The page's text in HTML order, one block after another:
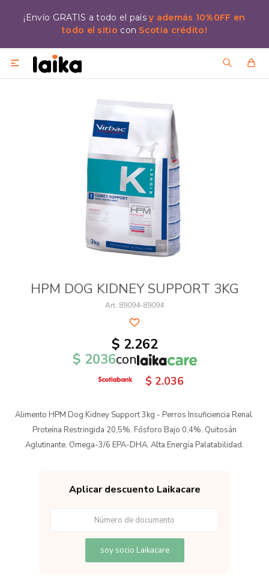
¡Envío GRATIS a todo el paísy además 10%0FF en
todo el sitio con Scotia crédito!

HPM DOG KIDNEY SUPPORT 3KG
89094-89094
$ 2.262
$ 2036con
$ 2.036
Alimento HPM Dog Kidney Support 3kg - Perros Insuficiencia Renal.
Proteína Restringida 20,5%. Fósforo Bajo 0,4%. Quitosán
Aglutinante. Omega-3/6 EPA-DHA. Alta Energía Palatabilidad.
Aplicar descuento Laikacare
soy socio Laikacare